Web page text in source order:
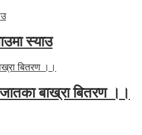
स्याउ
बाख्रा बितरण ।।